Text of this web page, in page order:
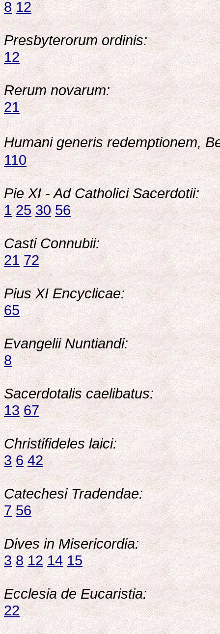
8 12
Presbyterorum ordinis:
12
Rerum novarum:
21
Humani generis redemptionem,
110
Pie XI - Ad Catholici Sacerdotii:
1 25 30 56
Casti Connubii:
21 72
Pius XI Encyclicae:
65
Evangelii Nuntiandi:
8
Sacerdotalis caelibatus:
13 67
Christifideles laici:
3 6 42
Catechesi Tradendae:
7 56
Dives in Misericordia:
3 8 12 14 15
Ecclesia de Eucaristia:
22